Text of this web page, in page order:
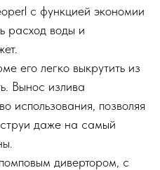
с функцией экономии
расход воды и
его легко выкрутить из
Вынос излива
использования, позволяя
даже на самый
дивертором, с